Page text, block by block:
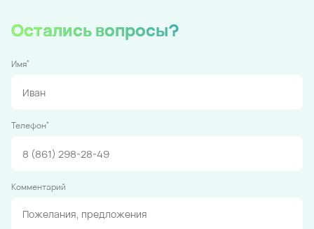
Остались вопросы?
Имя*
Телефон*
Комментарий